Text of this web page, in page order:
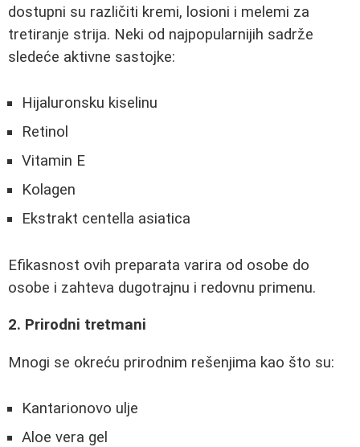
dostupni su različiti kremi, losioni i melemi za
tretiranje strija. Neki od najpopularnijih sadrže
sledeće aktivne sastojke:
Hijaluronsku kiselinu
Retinol
Vitamin E
Kolagen
Ekstrakt centella asiatica
Efikasnost ovih preparata varira od osobe do
osobe i zahteva dugotrajnu i redovnu primenu.
2. Prirodni tretmani
Mnogi se okreću prirodnim rešenjima kao što su:
Kantarionovo ulje
Aloe vera gel